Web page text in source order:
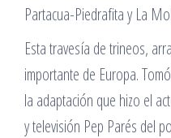
Partacua-Piedrafita y La
Esta travesía de trineos,
importante de Europa.
la adaptación que hizo el
y televisión Pep Parés del